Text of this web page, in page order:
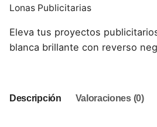
Lonas Publicitarias
Eleva tus proyectos
blanca brillante con reverso
Descripción Valoraciones (0)